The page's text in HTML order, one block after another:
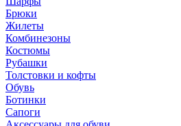
Брюки
Жилеты
Комбинезоны
Костюмы
Рубашки
Толстовки и кофты
Обувь
Ботинки
Сапоги